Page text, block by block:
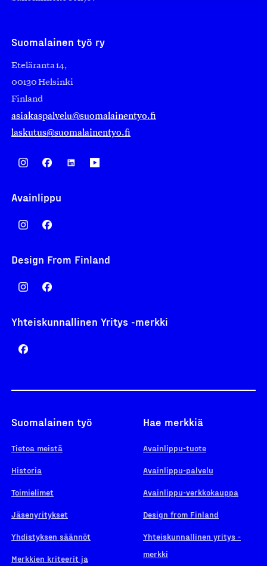
Suomalainen työ ry
Eteläranta 14,
00130 Helsinki
Finland
asiakaspalvelu@suomalainentyo.fi
laskutus@suomalainentyo.fi
Avainlippu
Design From Finland
Yhteiskunnallinen Yritys -merkki
Suomalainen työ
Tietoa meistä
Historia
Toimielimet
Jäsenyritykset
Yhdistyksen säännöt
Merkkien kriteerit ja
Hae merkkiä
Avainlippu-tuote
Avainlippu-palvelu
Avainlippu-verkkokauppa
Design from Finland
Yhteiskunnallinen yritys -
merkki